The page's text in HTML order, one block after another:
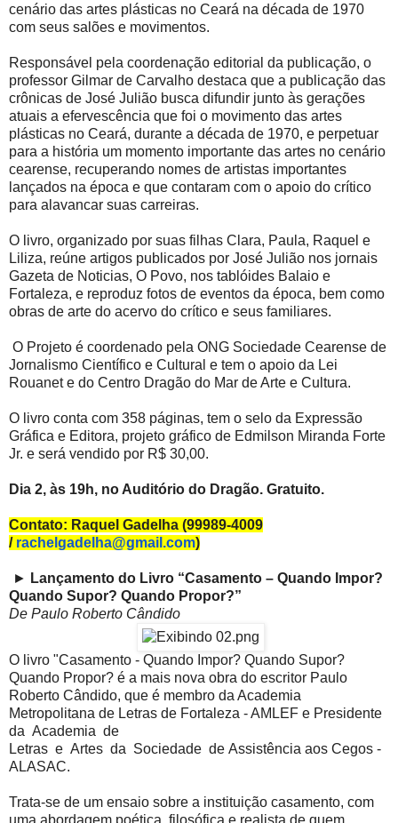
cenário das artes plásticas no Ceará na década de 1970
com seus salões e movimentos.
Responsável pela coordenação editorial da publicação, o
professor Gilmar de Carvalho destaca que a publicação das
crônicas de José Julião busca difundir junto às gerações
atuais a efervescência que foi o movimento das artes
plásticas no Ceará, durante a década de 1970, e perpetuar
para a história um momento importante das artes no cenário
cearense, recuperando nomes de artistas importantes
lançados na época e que contaram com o apoio do crítico
para alavancar suas carreiras.
O livro, organizado por suas filhas Clara, Paula, Raquel e
Liliza, reúne artigos publicados por José Julião nos jornais
Gazeta de Noticias, O Povo, nos tablóides Balaio e
Fortaleza, e reproduz fotos de eventos da época, bem como
obras de arte do acervo do crítico e seus familiares.
O Projeto é coordenado pela ONG Sociedade Cearense de
Jornalismo Científico e Cultural e tem o apoio da Lei
Rouanet e do Centro Dragão do Mar de Arte e Cultura.
O livro conta com 358 páginas, tem o selo da Expressão
Gráfica e Editora, projeto gráfico de Edmilson Miranda Forte
Jr. e será vendido por R$ 30,00.
Dia 2, às 19h, no Auditório do Dragão. Gratuito.
Contato: Raquel Gadelha (99989-4009
/ rachelgadelha@gmail.com)
► Lançamento do Livro “Casamento – Quando Impor?
Quando Supor? Quando Propor?”
De Paulo Roberto Cândido
O livro "Casamento - Quando Impor? Quando Supor?
Quando Propor? é a mais nova obra do escritor Paulo
Roberto Cândido, que é membro da Academia
Metropolitana de Letras de Fortaleza - AMLEF e Presidente
da Academia de
Letras e Artes da Sociedade de Assistência aos Cegos -
ALASAC.
Trata-se de um ensaio sobre a instituição casamento, com
uma abordagem poética, filosófica e realista de quem